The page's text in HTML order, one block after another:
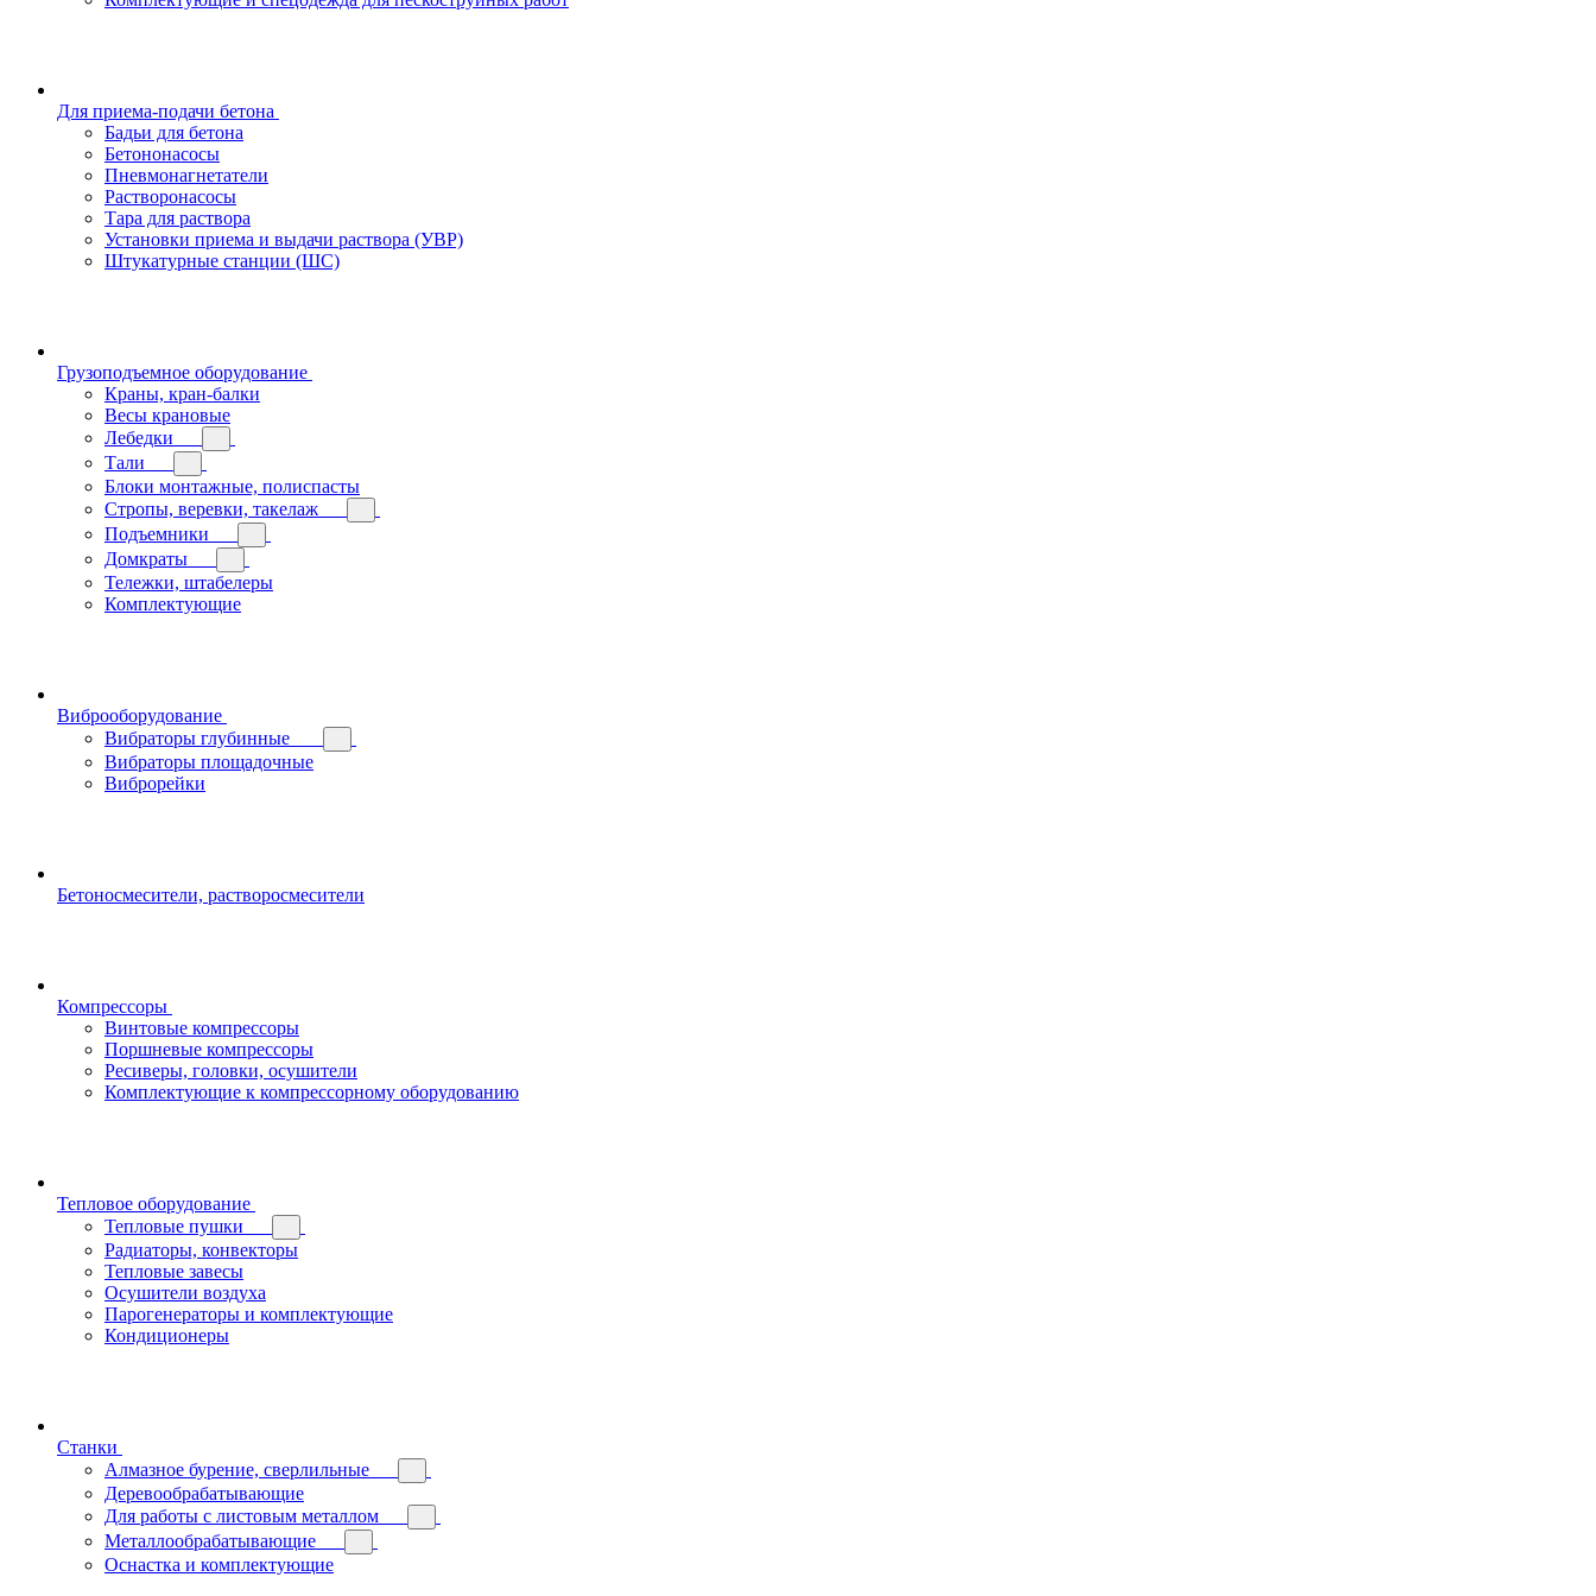
Для приема-подачи бетона
Бадьи для бетона
Бетононасосы
Пневмонагнетатели
Растворонасосы
Тара для раствора
Установки приема и выдачи раствора (УВР)
Штукатурные станции (ШС)
Грузоподъемное оборудование
Краны, кран-балки
Весы крановые
Лебедки
Тали
Блоки монтажные, полиспасты
Стропы, веревки, такелаж
Подъемники
Домкраты
Тележки, штабелеры
Комплектующие
Виброоборудование
Вибраторы глубинные
Вибраторы площадочные
Виброрейки
Бетоносмесители, растворосмесители
Компрессоры
Винтовые компрессоры
Поршневые компрессоры
Ресиверы, головки, осушители
Комплектующие к компрессорному оборудованию
Тепловое оборудование
Тепловые пушки
Радиаторы, конвекторы
Тепловые завесы
Осушители воздуха
Парогенераторы и комплектующие
Кондиционеры
Станки
Алмазное бурение, сверлильные
Деревообрабатывающие
Для работы с листовым металлом
Металлообрабатывающие
Оснастка и комплектующие